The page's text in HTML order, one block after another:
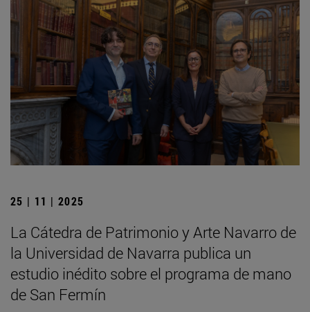
25 | 11 | 2025
La Cátedra de Patrimonio y Arte Navarro de
la Universidad de Navarra publica un
estudio inédito sobre el programa de mano
de San Fermín